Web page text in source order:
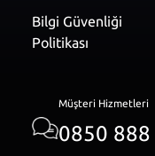
Bilgi Güvenliği
Politikası
Müşteri Hizmetleri
0850